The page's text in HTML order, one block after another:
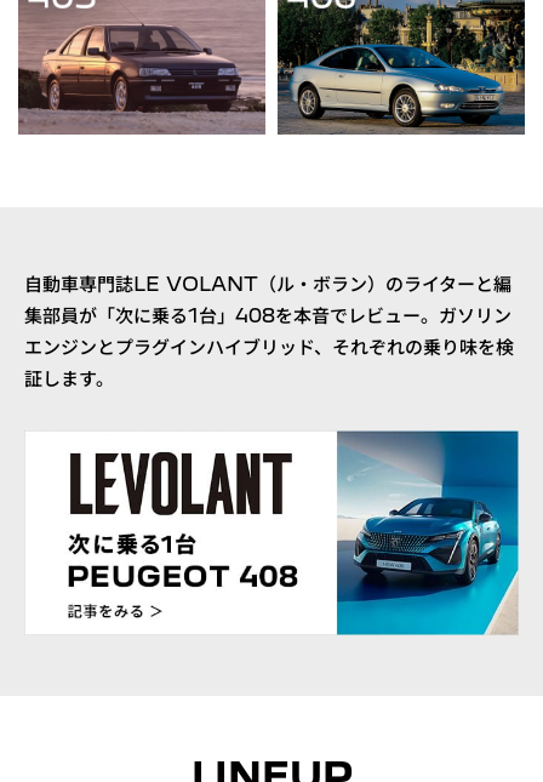
自動車専門誌LE VOLANT（ル・ボラン）のライターと編
集部員が「次に乗る1台」408を本音でレビュー。 ガソリン
エンジンとプラグインハイブリッド、それぞれの乗り味を検
証します。